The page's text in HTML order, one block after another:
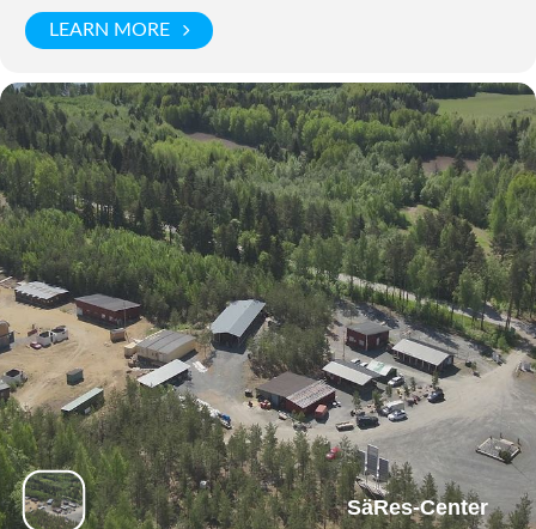
LEARN MORE
SäRes-Center